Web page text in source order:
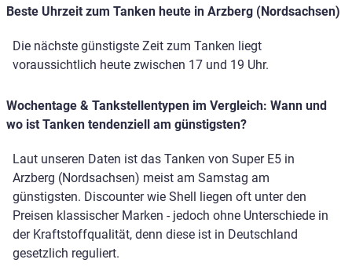
Beste Uhrzeit zum Tanken heute in Arzberg (Nordsachsen)
Die nächste günstigste Zeit zum Tanken liegt
voraussichtlich heute zwischen 17 und 19 Uhr.
Wochentage & Tankstellentypen im Vergleich: Wann und
wo ist Tanken tendenziell am günstigsten?
Laut unseren Daten ist das Tanken von Super E5 in
Arzberg (Nordsachsen) meist am Samstag am
günstigsten. Discounter wie Shell liegen oft unter den
Preisen klassischer Marken - jedoch ohne Unterschiede in
der Kraftstoffqualität, denn diese ist in Deutschland
gesetzlich reguliert.